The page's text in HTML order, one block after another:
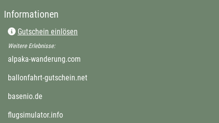
Informationen
Gutschein einlösen
Weitere Erlebnisse:
alpaka-wanderung.com
ballonfahrt-gutschein.net
basenio.de
flugsimulator.info